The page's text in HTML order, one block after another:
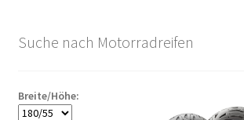
Suche nach Motorradreifen
Breite/Höhe: